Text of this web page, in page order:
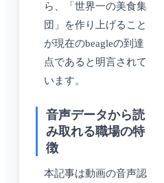
ら、「世界一の美食集
団」を作り上げること
が現在のbeagleの到達
点であると明言されて
います。
音声データから読
み取れる職場の特
徴
本記事は動画の音声認